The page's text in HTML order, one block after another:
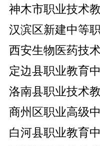
神木市职业技术
汉滨区新建中等
西安生物医药技
定边县职业教育
洛南县职业技术
商州区职业高级
白河县职业教育